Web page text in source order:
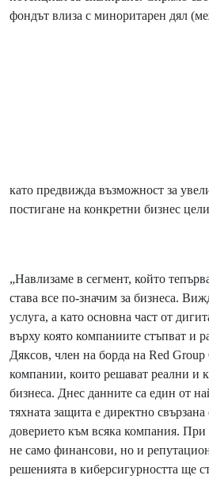
фондът влиза с миноритарен дял
като предвижда възможност за
постигане на конкретни бизнес
„Навлизаме в сегмент, който
става все по-значим за бизнеса.
услуга, а като основна част от
върху която компаниите стъпват и
Дяксов, член на борда на Red
компании, които решават реални и
бизнеса. Днес данните са един от
тяхната защита е директно
доверието към всяка компания. При
не само финансови, но и
решенията в киберсигурността ще